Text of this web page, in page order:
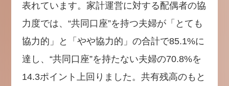
表れています。家計運営に対する配偶者の協
力度では、“共同口座”を持つ夫婦が「とても
協力的」と「やや協力的」の合計で85.1%に
達し、“共同口座”を持たない夫婦の70.8%を
14.3ポイント上回りました。共有残高のもと